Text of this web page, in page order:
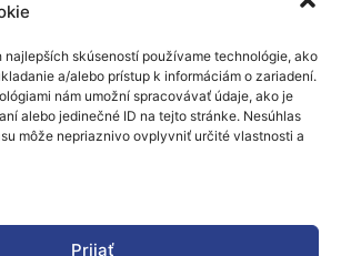
skúseností používame technológie, ako
a/alebo prístup k informáciám o zariadení.
nám umožní spracovávať údaje, ako je
alebo jedinečné ID na tejto stránke. Nesúhlas
môže nepriaznivo ovplyvniť určité vlastnosti a
Prijať
úlohu v ekosystéme
entít a poskytujú spôsob
na entity. Sú neoddeliteľnou
vedy prostredníctvom Open
alebo objektov